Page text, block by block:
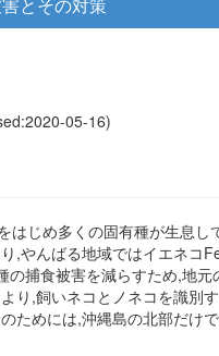
05-16)
じめ多くの固有種が生息
,やんばる地域ではイエネコ
捕食被害を減らすため,地
り,飼いネコとノネコを識別
めには,沖縄島の北部だけ